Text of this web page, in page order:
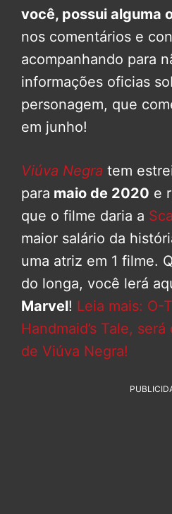
você, possui alguma
nos comentários e
acompanhando para
informações oficias
personagem, que
em junho!
Viúva Negra tem
para maio de 2020 e
que o filme daria a
maior salário da
uma atriz em 1 filme.
do longa, você lerá
Marvel! Leia mais: O-
Handmaid’s Tale,
de Viúva Negra!